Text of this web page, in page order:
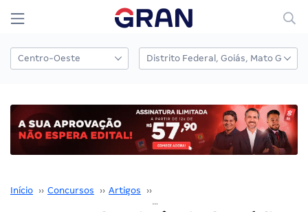
Início ›› Concursos ›› Artigos ››